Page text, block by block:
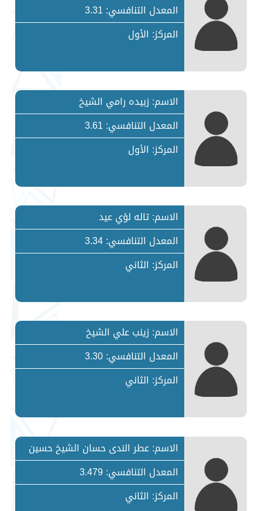
المعدل التنافسي: 3.31
المركز: الأول
الاسم: زبيده رامي الشيخ
المعدل التنافسي: 3.61
المركز: الأول
الاسم: تاله لؤي عيد
المعدل التنافسي: 3.34
المركز: الثاني
الاسم: زينب علي الشيخ
المعدل التنافسي: 3.30
المركز: الثاني
الاسم: عطر الندى حسان الشيخ حسين
المعدل التنافسي: 3.479
المركز: الثاني